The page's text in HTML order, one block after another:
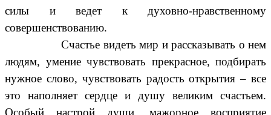
силы и ведет к духовно-нравственному
совершенствованию.
Счастье видеть мир и рассказывать о нем
людям, умение чувствовать прекрасное, подбирать
нужное слово, чувствовать радость открытия – все
это наполняет сердце и душу великим счастьем.
Особый настрой души, мажорное восприятие